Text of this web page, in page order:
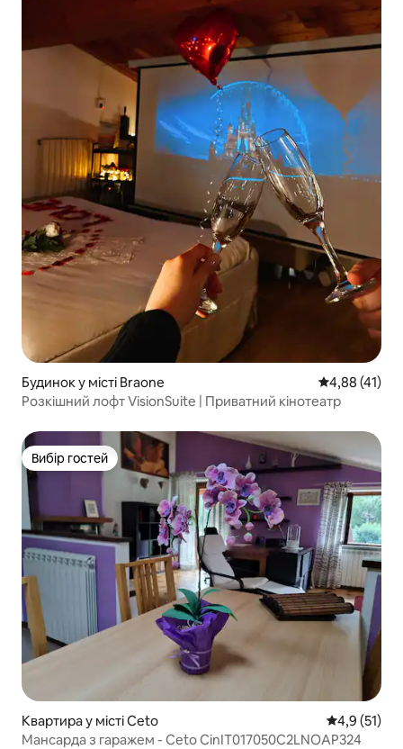
Будинок у місті Braone Середня
4,88 (41)
Розкішний лофт VisionSuite | Приватний кінотеатр
Вибір гостей
Вибір гостей
Квартира у місті Ceto Середня
4,9 (51)
Мансарда з гаражем - Ceto CinIT017050C2LNOAP324